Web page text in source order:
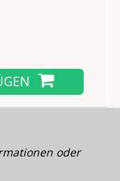
oder